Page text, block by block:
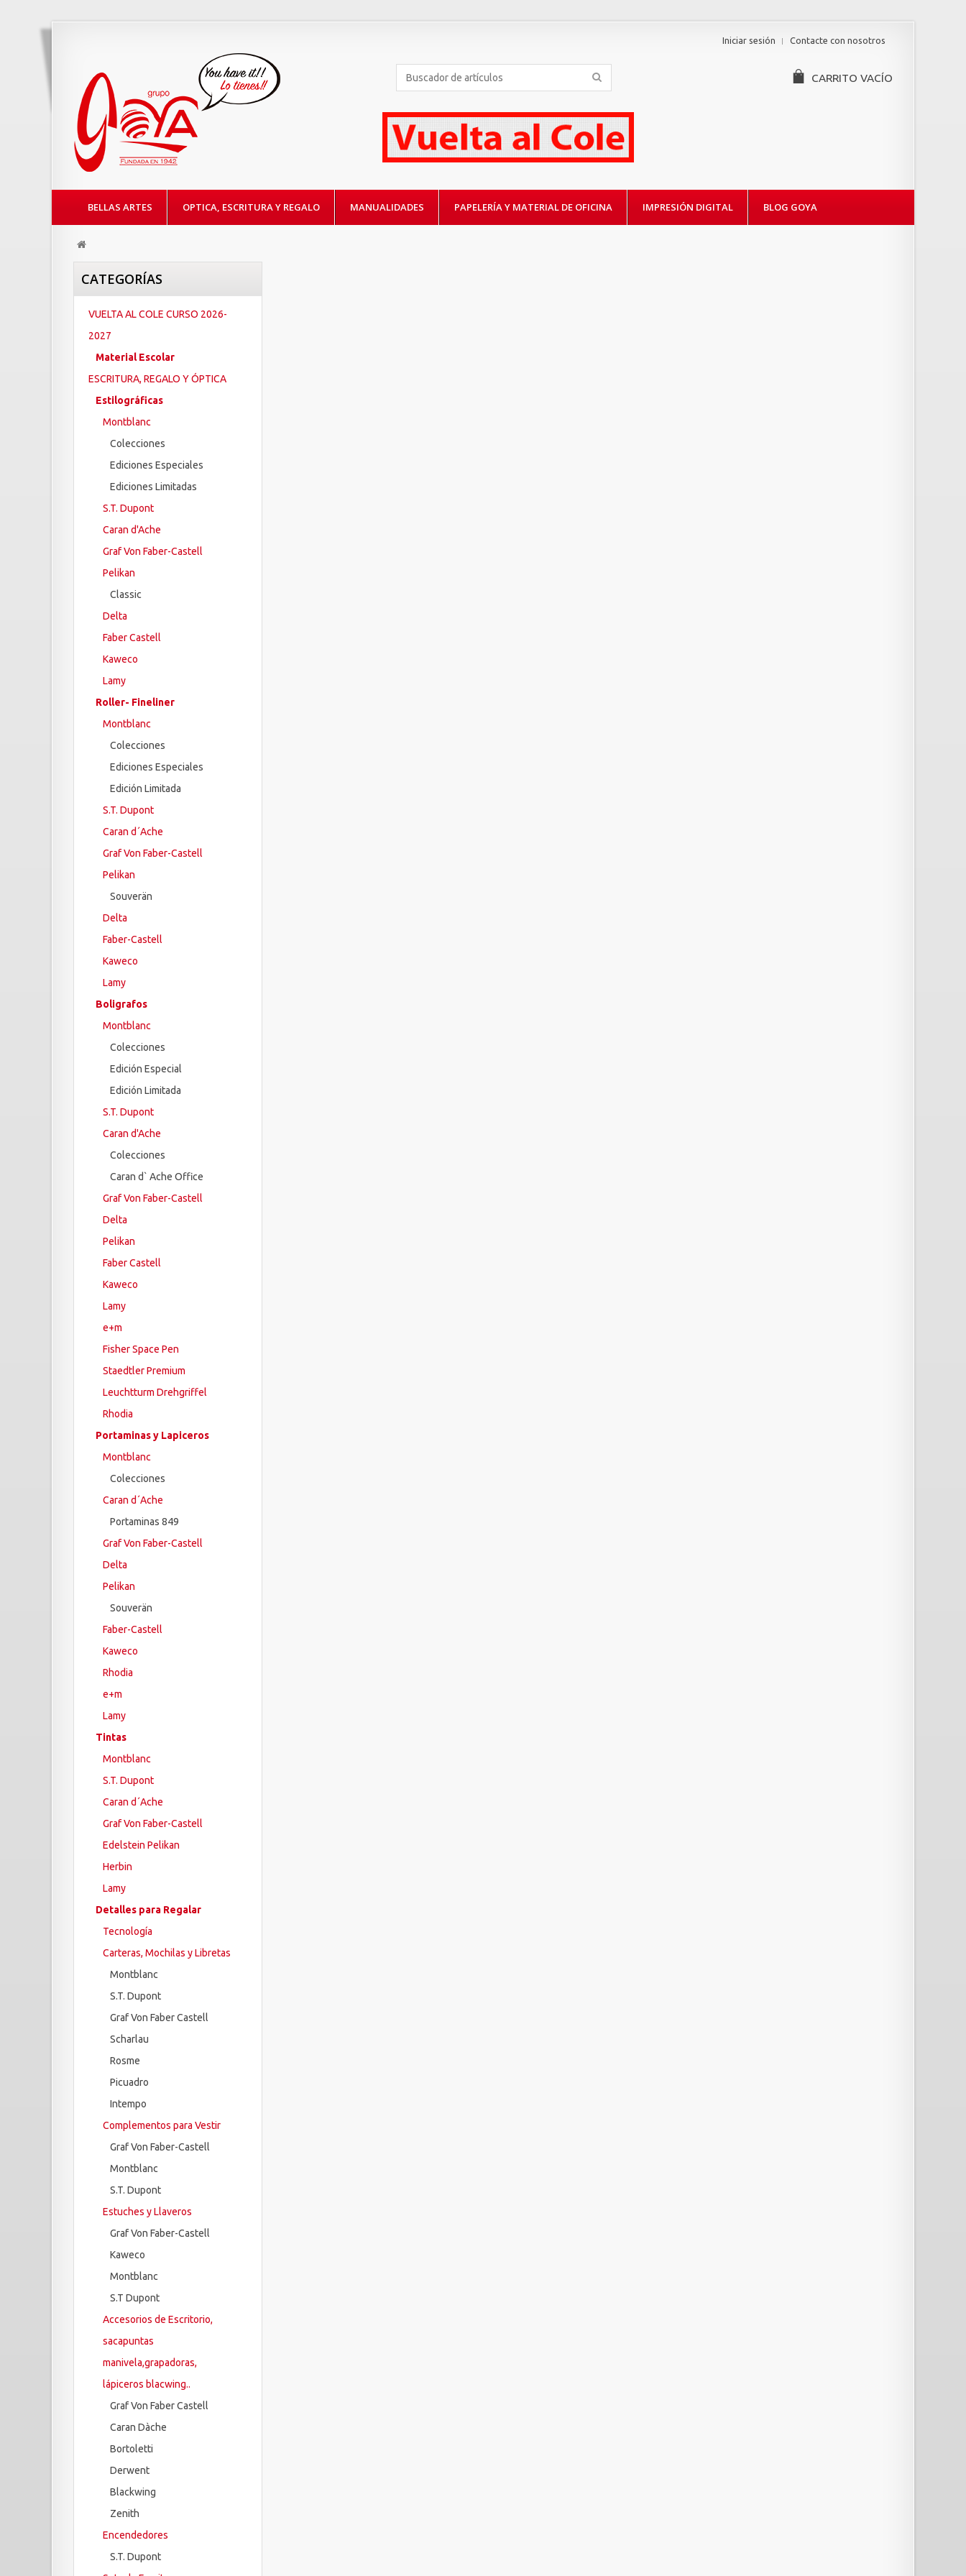
Contacte con nosotros
Iniciar sesión
CARRITO VACÍO
BELLAS ARTES OPTICA, ESCRITURA Y REGALO MANUALIDADES PAPELERÍA Y MATERIAL DE OFICINA IMPRESIÓN DIGITAL BLOG GOYA
CATEGORÍAS
VUELTA AL COLE CURSO 2026-
2027
Material Escolar
ESCRITURA, REGALO Y ÓPTICA
Estilográficas
Montblanc
Colecciones
Ediciones Especiales
Ediciones Limitadas
S.T. Dupont
Caran d'Ache
Graf Von Faber-Castell
Pelikan
Classic
Delta
Faber Castell
Kaweco
Lamy
Roller- Fineliner
Montblanc
Colecciones
Ediciones Especiales
Edición Limitada
S.T. Dupont
Caran d´Ache
Graf Von Faber-Castell
Pelikan
Souverän
Delta
Faber-Castell
Kaweco
Lamy
Boligrafos
Montblanc
Colecciones
Edición Especial
Edición Limitada
S.T. Dupont
Caran d'Ache
Colecciones
Caran d` Ache Office
Graf Von Faber-Castell
Delta
Pelikan
Faber Castell
Kaweco
Lamy
e+m
Fisher Space Pen
Staedtler Premium
Leuchtturm Drehgriffel
Rhodia
Portaminas y Lapiceros
Montblanc
Colecciones
Caran d´Ache
Portaminas 849
Graf Von Faber-Castell
Delta
Pelikan
Souverän
Faber-Castell
Kaweco
Rhodia
e+m
Lamy
Tintas
Montblanc
S.T. Dupont
Caran d´Ache
Graf Von Faber-Castell
Edelstein Pelikan
Herbin
Lamy
Detalles para Regalar
Tecnología
Carteras, Mochilas y Libretas
Montblanc
S.T. Dupont
Graf Von Faber Castell
Scharlau
Rosme
Picuadro
Intempo
Complementos para Vestir
Graf Von Faber-Castell
Montblanc
S.T. Dupont
Estuches y Llaveros
Graf Von Faber-Castell
Kaweco
Montblanc
S.T Dupont
Accesorios de Escritorio,
sacapuntas
manivela,grapadoras,
lápiceros blacwing..
Graf Von Faber Castell
Caran Dàche
Bortoletti
Derwent
Blackwing
Zenith
Encendedores
S.T. Dupont